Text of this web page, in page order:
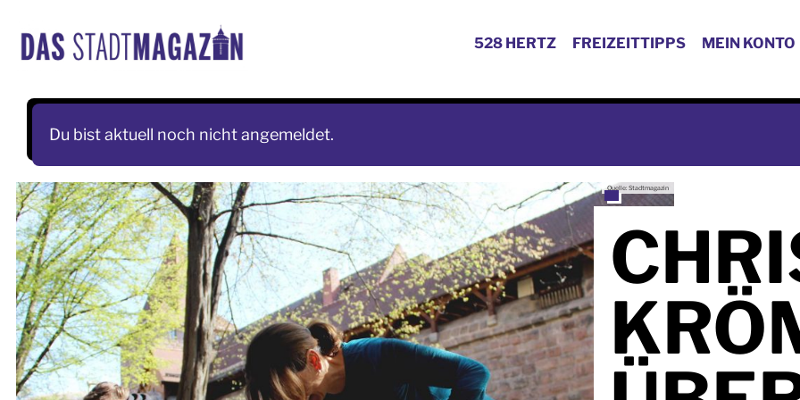
content
528 HERTZ FREIZEITTIPPS MEIN KONTO
Du bist aktuell noch nicht angemeldet.
Quelle: Stadtmagazin